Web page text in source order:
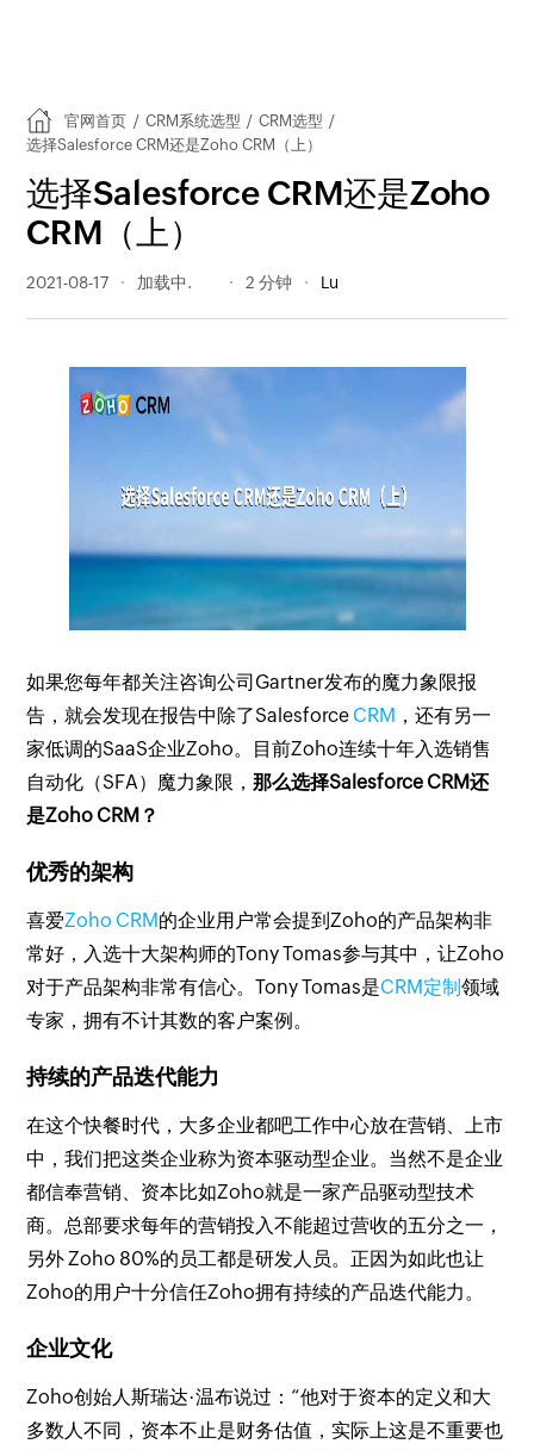
官网首页 / CRM系统选型 / CRM选型 /
选择Salesforce CRM还是Zoho CRM（上）
选择Salesforce CRM还是Zoho
CRM（上）
2021-08-17 331 阅读量 2 分钟 Lu
如果您每年都关注咨询公司Gartner发布的魔力象限报
告，就会发现在报告中除了Salesforce CRM ，还有另一
家低调的SaaS企业Zoho。目前Zoho连续十年入选销售
自动化（SFA）魔力象限，那么选择Salesforce CRM还
是Zoho CRM？
优秀的架构
喜爱Zoho CRM的企业用户常会提到Zoho的产品架构非
常好，入选十大架构师的Tony Tomas参与其中，让Zoho
对于产品架构非常有信心。Tony Tomas是CRM定制领域
专家，拥有不计其数的客户案例。
持续的产品迭代能力
在这个快餐时代，大多企业都吧工作中心放在营销、上市
中，我们把这类企业称为资本驱动型企业。当然不是企业
都信奉营销、资本比如Zoho就是一家产品驱动型技术
商。总部要求每年的营销投入不能超过营收的五分之一，
另外 Zoho 80%的员工都是研发人员。正因为如此也让
Zoho的用户十分信任Zoho拥有持续的产品迭代能力。
企业文化
Zoho创始人斯瑞达·温布说过：“他对于资本的定义和大
多数人不同，资本不止是财务估值，实际上这是不重要也